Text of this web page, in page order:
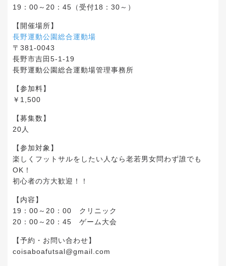
19：00～20：45（受付18：30～）
【開催場所】
長野運動公園総合運動場
〒381-0043
長野市吉田5-1-19
長野運動公園総合運動場管理事務所
【参加料】
￥1,500
【募集数】
20人
【参加対象】
楽しくフットサルをしたい人なら老若男女問わず誰でも
OK！
初心者の方大歓迎！！
【内容】
19：00～20：00 クリニック
20：00～20：45 ゲーム大会
【予約・お問い合わせ】
coisaboafutsal@gmail.com